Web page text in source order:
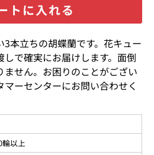
トに入れる
本立ちの胡蝶蘭です。花キュー
しで確実にお届けします。面倒
せん。お困りのことがござい
ーセンターにお問い合わせく
輪以上